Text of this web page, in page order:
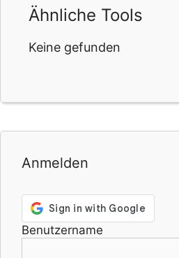
Ähnliche Tools
Keine gefunden
Anmelden
Benutzername